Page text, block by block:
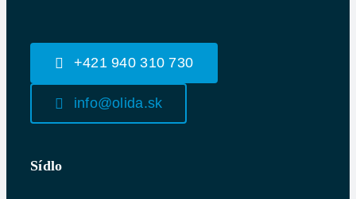
+421 940 310 730
info@olida.sk
Sídlo